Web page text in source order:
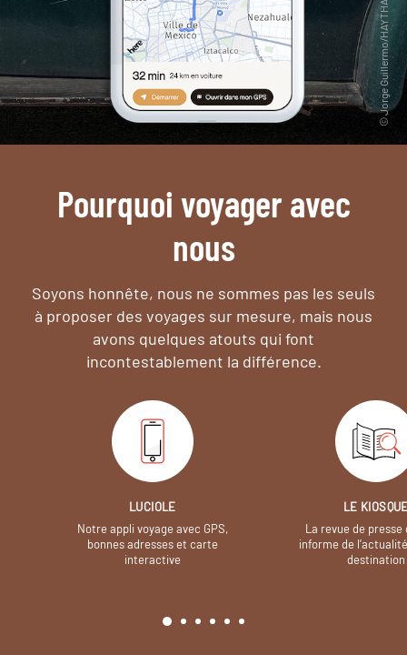
Pourquoi voyager avec
nous
Soyons honnête, nous ne sommes pas les seuls
à proposer des voyages sur mesure, mais nous
avons quelques atouts qui font
incontestablement la différence.
LUCIOLE
Notre appli voyage avec GPS,
bonnes adresses et carte
interactive
LE
La revue de presse
informe de
destination